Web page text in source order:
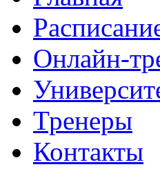
Онлайн-
Тренеры
Контакты